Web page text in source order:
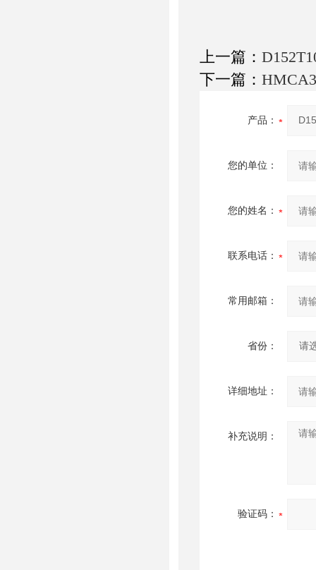
上一篇：
下一篇：
产品：
您的单位：
您的姓名：
联系电话：
常用邮箱：
省份：
详细地址：
补充说明：
验证码：